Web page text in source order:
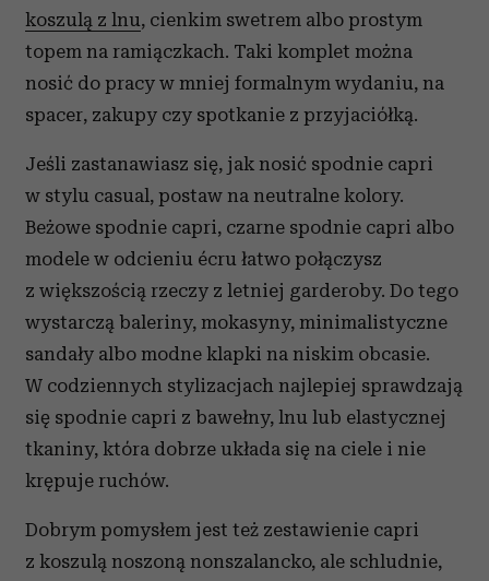
koszulą z lnu, cienkim swetrem albo prostym
topem na ramiączkach. Taki komplet można
nosić do pracy w mniej formalnym wydaniu, na
spacer, zakupy czy spotkanie z przyjaciółką.
Jeśli zastanawiasz się, jak nosić spodnie capri
w stylu casual, postaw na neutralne kolory.
Beżowe spodnie capri, czarne spodnie capri albo
modele w odcieniu écru łatwo połączysz
z większością rzeczy z letniej garderoby. Do tego
wystarczą baleriny, mokasyny, minimalistyczne
sandały albo modne klapki na niskim obcasie.
W codziennych stylizacjach najlepiej sprawdzają
się spodnie capri z bawełny, lnu lub elastycznej
tkaniny, która dobrze układa się na ciele i nie
krępuje ruchów.
Dobrym pomysłem jest też zestawienie capri
z koszulą noszoną nonszalancko, ale schludnie,